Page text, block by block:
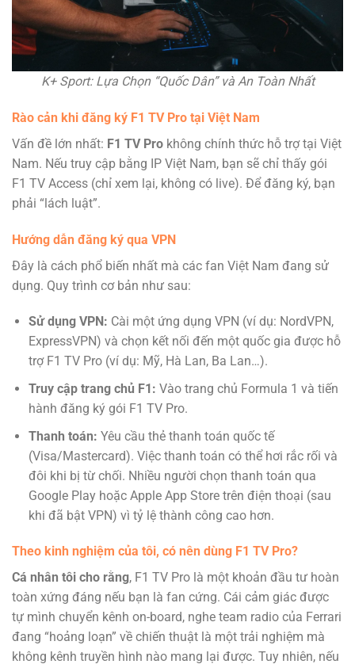
K+ Sport: Lựa Chọn “Quốc Dân” và An Toàn Nhất
Rào cản khi đăng ký F1 TV Pro tại Việt Nam
Vấn đề lớn nhất: F1 TV Pro không chính thức hỗ trợ tại Việt
Nam. Nếu truy cập bằng IP Việt Nam, bạn sẽ chỉ thấy gói
F1 TV Access (chỉ xem lại, không có live). Để đăng ký, bạn
phải “lách luật”.
Hướng dẫn đăng ký qua VPN
Đây là cách phổ biến nhất mà các fan Việt Nam đang sử
dụng. Quy trình cơ bản như sau:
Sử dụng VPN: Cài một ứng dụng VPN (ví dụ: NordVPN,
ExpressVPN) và chọn kết nối đến một quốc gia được hỗ
trợ F1 TV Pro (ví dụ: Mỹ, Hà Lan, Ba Lan…).
Truy cập trang chủ F1: Vào trang chủ Formula 1 và tiến
hành đăng ký gói F1 TV Pro.
Thanh toán: Yêu cầu thẻ thanh toán quốc tế
(Visa/Mastercard). Việc thanh toán có thể hơi rắc rối và
đôi khi bị từ chối. Nhiều người chọn thanh toán qua
Google Play hoặc Apple App Store trên điện thoại (sau
khi đã bật VPN) vì tỷ lệ thành công cao hơn.
Theo kinh nghiệm của tôi, có nên dùng F1 TV Pro?
Cá nhân tôi cho rằng, F1 TV Pro là một khoản đầu tư hoàn
toàn xứng đáng nếu bạn là fan cứng. Cái cảm giác được
tự mình chuyển kênh on-board, nghe team radio của Ferrari
đang “hoảng loạn” về chiến thuật là một trải nghiệm mà
không kênh truyền hình nào mang lại được. Tuy nhiên, nếu